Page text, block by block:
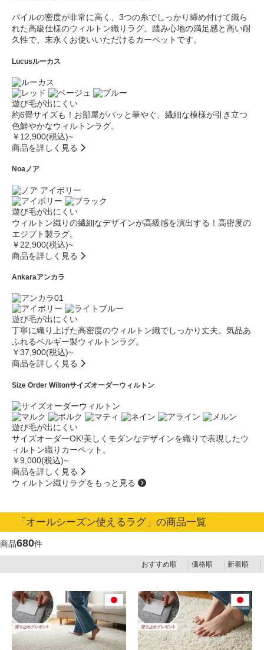
パイルの密度が非常に高く、3つの糸でしっかり締め付けて織ら
れた高級仕様のウィルトン織りラグ。踏み心地の満足感と高い耐
久性で、末永くお使いいただけるカーペットです。
Lucus ルーカス
遊び毛が出にくい
約6畳サイズも！お部屋がパッと華やぐ、繊細な模様が引き立つ
色鮮やかなウィルトンラグ。
￥12,900(税込)~
商品を詳しく見る
Noa ノア
遊び毛が出にくい
ウィルトン織りの繊細なデザインが高級感を演出する！高密度の
エジプト製ラグ。
￥22,900(税込)~
商品を詳しく見る
Ankaraアンカラ
遊び毛が出にくい
丁寧に織り上げた高密度のウィルトン織でしっかり丈夫。気品あ
ふれるベルギー製ウィルトンラグ。
￥37,900(税込)~
商品を詳しく見る
Size Order Wiltonサイズオーダーウィルトン
遊び毛が出にくい
サイズオーダーOK!美しくモダンなデザインを織りで表現したウ
ィルトン織りカーペット。
￥9,000(税込)~
商品を詳しく見る
ウィルトン織りラグをもっと見る
「オールシーズン使えるラグ」の商品一覧
商品680件
おすすめ順 価格順 新着順